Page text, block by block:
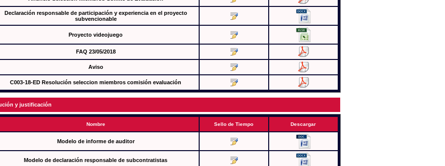
Declaración responsable de participación y experiencia en el proyecto
subvencionable
Proyecto videojuego
FAQ 23/05/2018
Aviso
C003-18-ED Resolución seleccion miembros comisión evaluación
y justificación
Nombre Sello de Tiempo Descargar
Modelo de informe de auditor
Modelo de declaración responsable de subcontratistas